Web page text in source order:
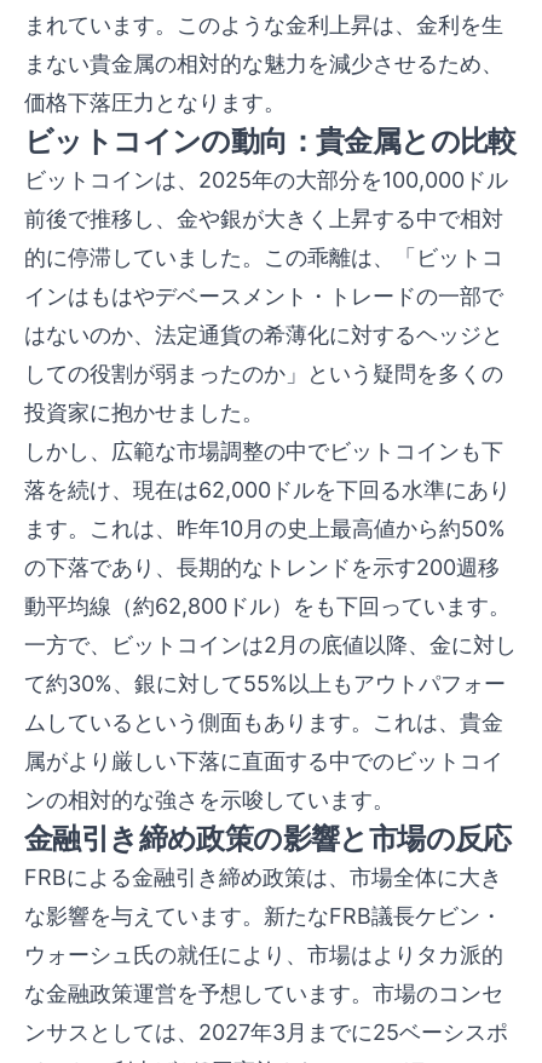
まれています。このような金利上昇は、金利を生
まない貴金属の相対的な魅力を減少させるため、
価格下落圧力となります。
ビットコインの動向：貴金属との比較
ビットコインは、2025年の大部分を100,000ドル
前後で推移し、金や銀が大きく上昇する中で相対
的に停滞していました。この乖離は、「ビットコ
インはもはやデベースメント・トレードの一部で
はないのか、法定通貨の希薄化に対するヘッジと
しての役割が弱まったのか」という疑問を多くの
投資家に抱かせました。
しかし、広範な市場調整の中でビットコインも下
落を続け、現在は62,000ドルを下回る水準にあり
ます。これは、昨年10月の史上最高値から約50%
の下落であり、長期的なトレンドを示す200週移
動平均線（約62,800ドル）をも下回っています。
一方で、ビットコインは2月の底値以降、金に対し
て約30%、銀に対して55%以上もアウトパフォー
ムしているという側面もあります。これは、貴金
属がより厳しい下落に直面する中でのビットコイ
ンの相対的な強さを示唆しています。
金融引き締め政策の影響と市場の反応
FRBによる金融引き締め政策は、市場全体に大き
な影響を与えています。新たなFRB議長ケビン・
ウォーシュ氏の就任により、市場はよりタカ派的
な金融政策運営を予想しています。市場のコンセ
ンサスとしては、2027年3月までに25ベーシスポ